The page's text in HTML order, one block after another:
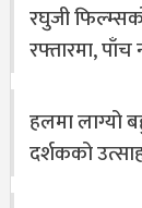
रघुजी फिल्म्सको
रफ्तारमा,
हलमा लाग्यो
दर्शकको